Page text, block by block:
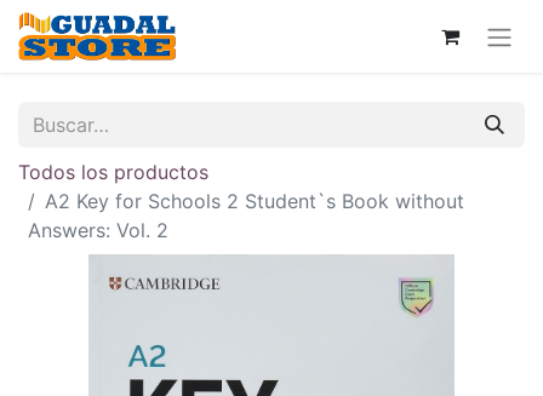
Todos los productos
A2 Key for Schools 2 Student`s Book without
Answers: Vol. 2